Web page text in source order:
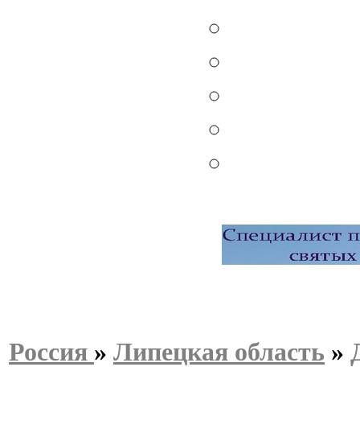
Россия » Липецкая область »